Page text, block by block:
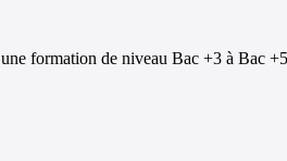
formation de niveau Bac +3 à Bac